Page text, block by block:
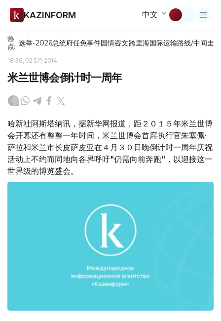
KAZINFORM 中文
热
点: 选举-2026总统府任免事件国情咨文跨里海国际运输路线/中间走廊
18:36, 02 5月 2014
米兰世博会倒计时一周年
哈新社阿斯塔纳讯，据新华网报道，距２０１５年米兰世博
会开幕还有整整一年时间，米兰世博会首席执行官朱塞佩·
萨拉和米兰市长皮萨皮亚在４月３０日晚倒计时一周年庆祝
活动上不约而同地向各界呼吁"仍需向前奔跑"，以迎接这一
世界级的博览盛会。